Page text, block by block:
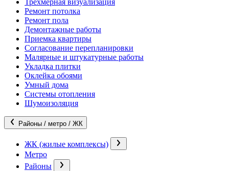
Трехмерная визуализация
Ремонт потолка
Ремонт пола
Демонтажные работы
Приемка квартиры
Согласование перепланировки
Малярные и штукатурные работы
Укладка плитки
Оклейка обоями
Умный дома
Системы отопления
Шумоизоляция
Районы / метро / ЖК
ЖК (жилые комплексы)
Метро
Районы